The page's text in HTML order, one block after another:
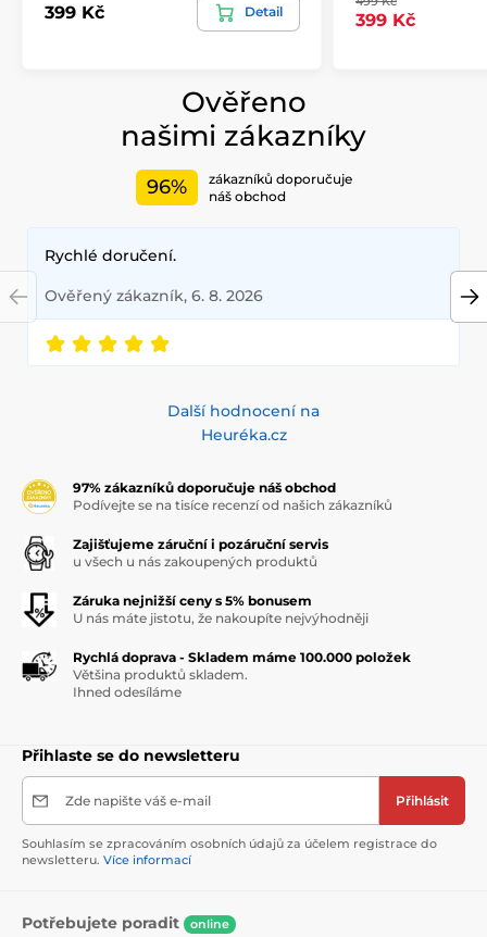
399 Kč Detail 399 Kč
Ověřeno
našimi zákazníky
96%
zákazníků doporučuje
náš obchod
Rychlé doručení.
Ověřený zákazník, 6. 8. 2026
Další hodnocení na
Heuréka.cz
97% zákazníků doporučuje náš obchod
Podívejte se na tisíce recenzí od našich zákazníků
Zajišťujeme záruční i pozáruční servis
u všech u nás zakoupených produktů
Záruka nejnižší ceny s 5% bonusem
U nás máte jistotu, že nakoupíte nejvýhodněji
Rychlá doprava - Skladem máme 100.000 položek
Většina produktů skladem.
Ihned odesíláme
Přihlaste se do newsletteru
Zde napište váš e-mail Přihlásit
Souhlasím se zpracováním osobních údajů za účelem registrace do
newsletteru. Více informací
Potřebujete poradit online